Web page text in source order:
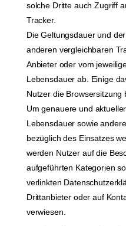
solche Dritte auch Zugriff
Tracker.
Die Geltungsdauer und
anderen vergleichbaren
Anbieter oder vom
Lebensdauer ab. Einige
Nutzer die Browsersitzung
Um genauere und
Lebensdauer sowie
bezüglich des Einsatzes
werden Nutzer auf die
aufgeführten Kategorien
verlinkten
Drittanbieter oder auf
verwiesen.